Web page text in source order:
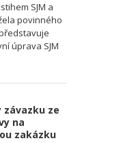
SJM a
povinného
úprava SJM
závazku ze
na
zakázku